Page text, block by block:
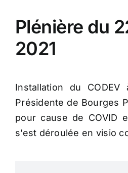
Plénière du
2021
Installation du
Présidente de Bourges
pour cause de COVID
s’est déroulée en visio